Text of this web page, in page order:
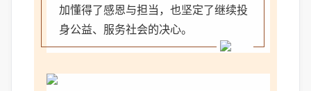
加懂得了感恩与担当，也坚定了继续投
身公益、服务社会的决心。